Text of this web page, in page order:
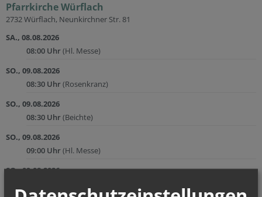
Pfarrkirche Würflach
2732 Würflach, Neunkirchner Str. 81
SA., 08.08.2026
08:00 Uhr(Hl. Messe)
SO., 09.08.2026
08:30 Uhr(Rosenkranz)
SO., 09.08.2026
08:30 Uhr(Beichte)
SO., 09.08.2026
09:00 Uhr(Hl. Messe)
SO., 09.08.2026